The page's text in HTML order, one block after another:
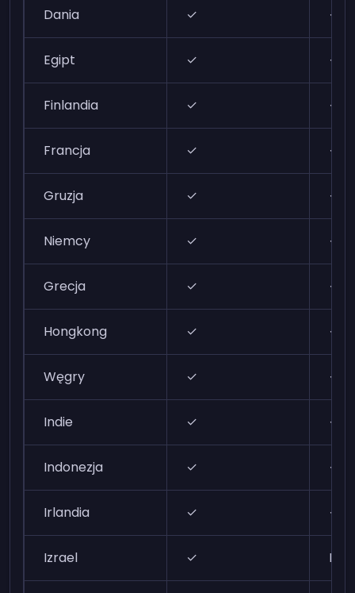
Dania ✓ ✓
Egipt ✓ ✓
Finlandia ✓ ✓
Francja ✓ ✓
Gruzja ✓ ✓
Niemcy ✓ ✓
Grecja ✓ ✓
Hongkong ✓ ✓
Węgry ✓ ✓
Indie ✓ ✓
Indonezja ✓ ✓
Irlandia ✓ ✓
Izrael ✓ N/A